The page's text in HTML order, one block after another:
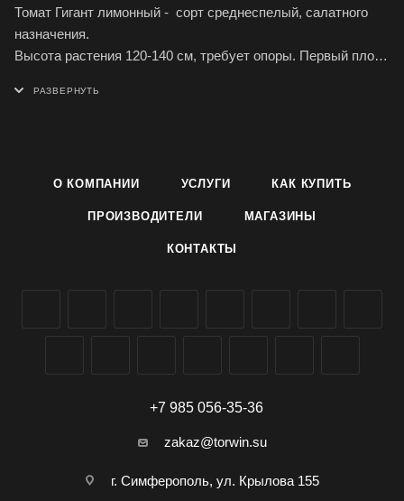
Томат Гигант лимонный - сорт среднеспелый, салатного
назначения.
Высота растения 120-140 см, требует опоры. Первый плод
листа.
производителя Агроуспех ТД Летто (Letto) можно заказать и
О КОМПАНИИ УСЛУГИ КАК КУПИТЬ
ПРОИЗВОДИТЕЛИ МАГАЗИНЫ
КОНТАКТЫ
+7 985 056-35-36
zakaz@torwin.su
г. Симферополь, ул. Крылова 155